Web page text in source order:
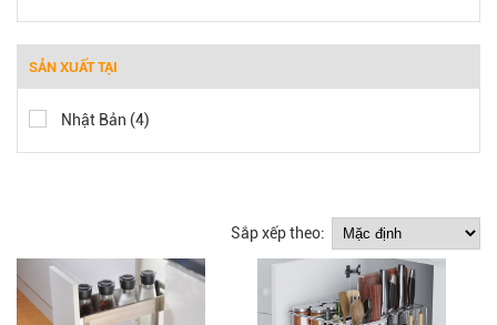
SẢN XUẤT TẠI
Nhật Bản (4)
Sắp xếp theo: